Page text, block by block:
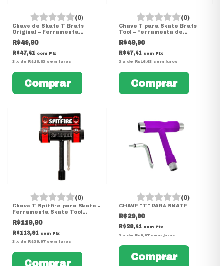
(0)
Chave de Skate T Brats
Original – Ferramenta
Completa para Montagem e
Ajustes
R$49,90
R$47,41 com Pix
3 x de R$16,63 sem juros
(0)
Chave T para Skate Brats
Tool – Ferramenta de
Manutenção Skate
R$49,90
R$47,41 com Pix
3 x de R$16,63 sem juros
(0)
Chave T Spitfire para Skate –
Ferramenta Skate Tool
Original
R$119,90
R$113,91 com Pix
3 x de R$39,97 sem juros
(0)
CHAVE "T" PARA SKATE
R$29,90
R$28,41 com Pix
3 x de R$9,97 sem juros